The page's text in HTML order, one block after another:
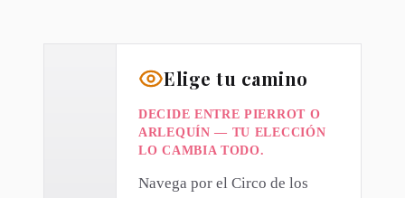
Elige tu camino
DECIDE ENTRE PIERROT O
ARLEQUÍN — TU ELECCIÓN
LO CAMBIA TODO.
Navega por el Circo de los